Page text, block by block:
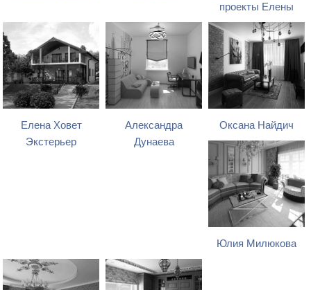
проекты Елены
Елена Ховет
Экстерьер
Александра
Дунаева
Оксана Найдич
Юлия Милюкова